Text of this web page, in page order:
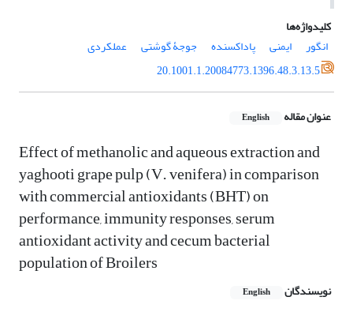
کلیدواژه‌ها
انگور‌
‌‌ایمنی پاداکسنده جوجۀ گوشتی
عملکردی
20.1001.1.20084773.1396.48.3.13.5
عنوان مقاله English
Effect of methanolic and aqueous extraction and
yaghooti grape pulp (V. venifera) in comparison
with commercial antioxidants (BHT) on
performance, immunity responses, serum
antioxidant activity and cecum bacterial
population of Broilers
نویسندگان English